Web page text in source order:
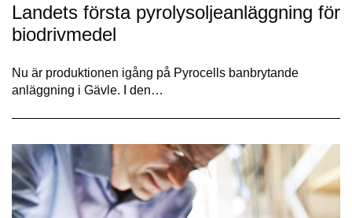
Landets första pyrolysoljeanläggning för
biodrivmedel
Nu är produktionen igång på Pyrocells banbrytande
anläggning i Gävle. I den…